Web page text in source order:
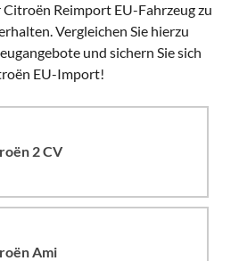
Citroën Reimport EU-Fahrzeug zu
Vergleichen Sie hierzu
und sichern Sie sich
EU-Import!
2 CV
Ami